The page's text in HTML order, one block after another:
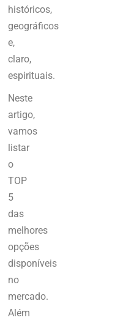
históricos,
geográficos
e,
claro,
espirituais.
Neste
artigo,
vamos
listar
o
TOP
5
das
melhores
opções
disponíveis
no
mercado.
Além